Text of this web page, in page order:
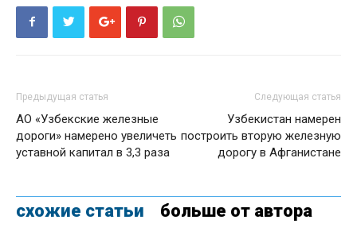
Предыдущая статья
АО «Узбекские железные
дороги» намерено увеличеть
уставной капитал в 3,3 раза
Следующая статья
Узбекистан намерен
построить вторую железную
дорогу в Афганистане
схожие статьи больше от автора